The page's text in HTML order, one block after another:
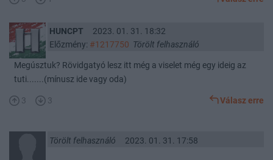
HUNCPT
2023. 01. 31. 18:32
Előzmény: #1217750 Törölt felhasználó
Megúsztuk? Rövidgatyó lesz itt még a viselet még egy ideig az
tuti.......(mínusz ide vagy oda)
3 3 Válasz erre
Törölt felhasználó 2023. 01. 31. 17:58